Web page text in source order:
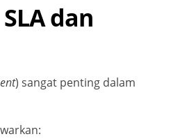
dan
) sangat penting dalam